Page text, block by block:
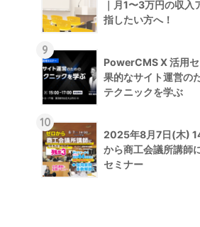
｜月1〜3万円の収入
指したい方へ！
9
PowerCMS X 活用
果的なサイト運営の
テクニックを学ぶ
10
2025年8月7日(木)
から商工会議所講師
セミナー